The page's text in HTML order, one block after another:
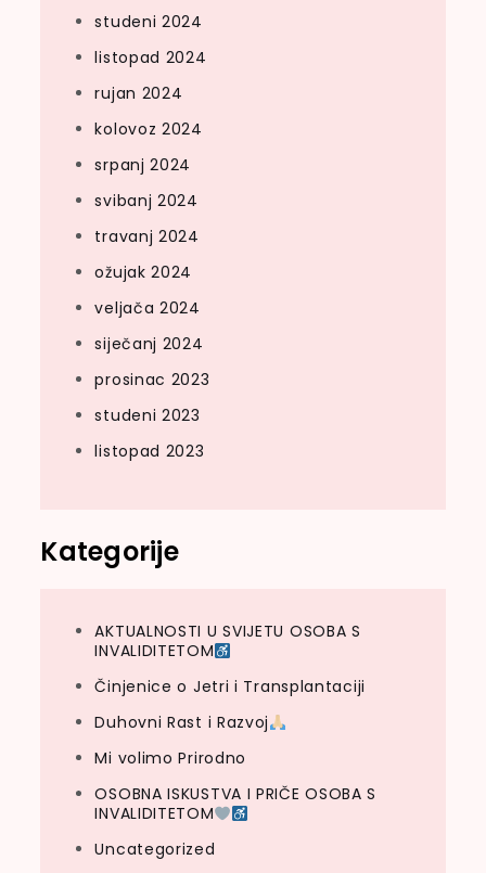
studeni 2024
listopad 2024
rujan 2024
kolovoz 2024
srpanj 2024
svibanj 2024
travanj 2024
ožujak 2024
veljača 2024
siječanj 2024
prosinac 2023
studeni 2023
listopad 2023
Kategorije
AKTUALNOSTI U SVIJETU OSOBA S
INVALIDITETOM
Činjenice o Jetri i Transplantaciji
Duhovni Rast i Razvoj
Mi volimo Prirodno
OSOBNA ISKUSTVA I PRIČE OSOBA S
INVALIDITETOM
Uncategorized